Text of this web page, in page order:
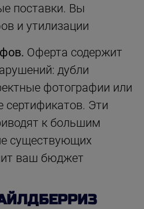
поставки. Вы
и утилизации
Оферта содержит
дубли
фотографии или
сертификатов. Эти
к большим
существующих
ваш бюджет